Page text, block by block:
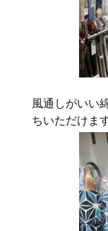
風通しがいい
ちいただけま